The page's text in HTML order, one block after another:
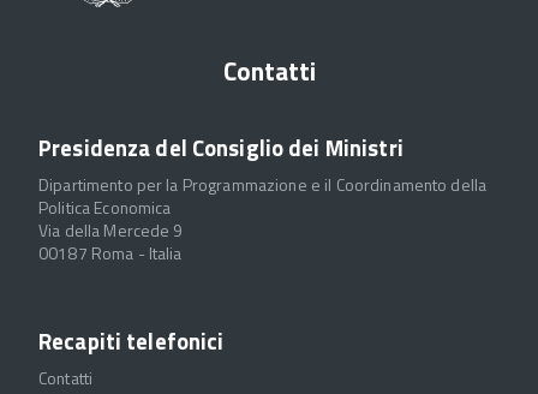
Contatti
Presidenza del Consiglio dei Ministri
Dipartimento per la Programmazione e il Coordinamento della
Politica Economica
Via della Mercede 9
00187 Roma - Italia
Recapiti telefonici
Contatti